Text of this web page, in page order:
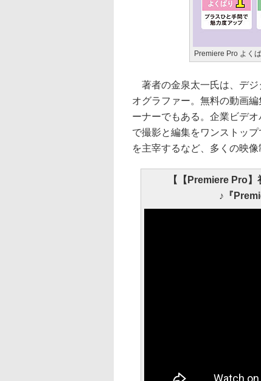
Premiere Pro よく
著者の金泉太一氏は、デジ
オグラファー。無料の動画
ーナーでもある。企業ビデ
で撮影と編集をワンストッ
を主宰するなど、多くの映像
【【Premiere Pro
♪『